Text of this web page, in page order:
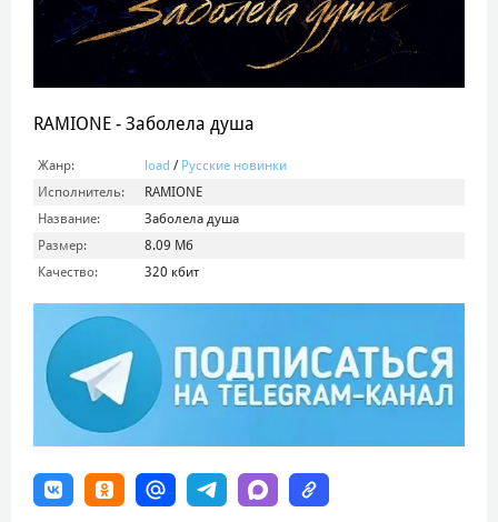
RAMIONE - Заболела душа
Жанр: load / Русские новинки
Исполнитель:
RAMIONE
Название:
Заболела душа
Размер:
8.09 Мб
Качество:
320 кбит